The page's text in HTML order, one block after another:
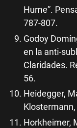
Hume”.
787-807.
Godoy
en la anti-
Claridades.
56.
Heidegger,
Horkheimer,